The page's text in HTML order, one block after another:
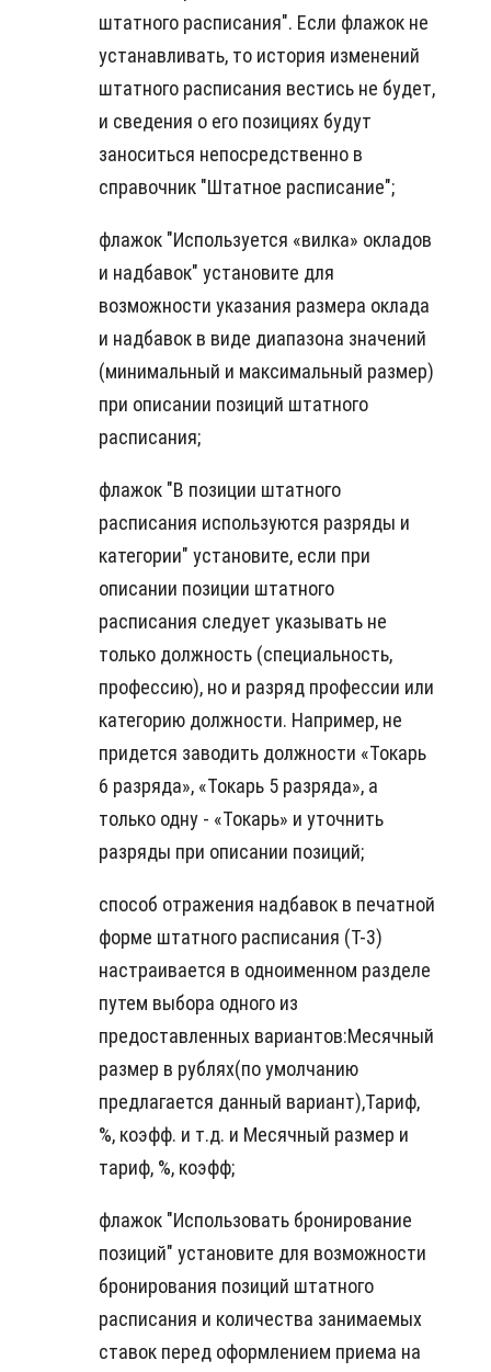
штатного расписания". Если флажок не
устанавливать, то история изменений
штатного расписания вестись не будет,
и сведения о его позициях будут
заноситься непосредственно в
справочник "Штатное расписание";
флажок "Используется «вилка» окладов
и надбавок" установите для
возможности указания размера оклада
и надбавок в виде диапазона значений
(минимальный и максимальный размер)
при описании позиций штатного
расписания;
флажок "В позиции штатного
расписания используются разряды и
категории" установите, если при
описании позиции штатного
расписания следует указывать не
только должность (специальность,
профессию), но и разряд профессии или
категорию должности. Например, не
придется заводить должности «Токарь
6 разряда», «Токарь 5 разряда», а
только одну - «Токарь» и уточнить
разряды при описании позиций;
способ отражения надбавок в печатной
форме штатного расписания (Т-3)
настраивается в одноименном разделе
путем выбора одного из
предоставленных вариантов:Месячный
размер в рублях(по умолчанию
предлагается данный вариант),Тариф,
%, коэфф. и т.д. и Месячный размер и
тариф, %, коэфф;
флажок "Использовать бронирование
позиций" установите для возможности
бронирования позиций штатного
расписания и количества занимаемых
ставок перед оформлением приема на